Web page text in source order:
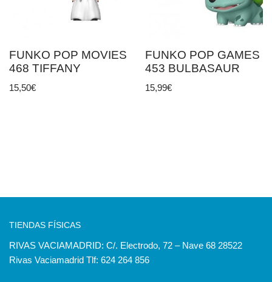
FUNKO POP MOVIES
468 TIFFANY
15,50€
FUNKO POP GAMES
453 BULBASAUR
15,99€
TIENDAS FÍSICAS
RIVAS VACIAMADRID: C/. Electrodo, 72 – Nave 68 28522
Rivas Vaciamadrid Tlf: 624 264 856